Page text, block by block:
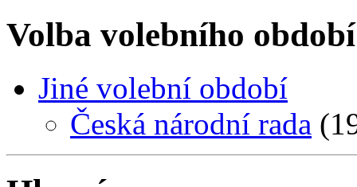
Volba volebního období
Jiné volební období
Česká národní rada